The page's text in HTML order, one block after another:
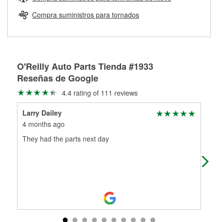
Herramientas de O'Reilly
pueden ser reutilizados, podemos ayudarte a encontrar las
partes de reemplazo correctas para tu reparación.
Rectificación de tambores y discos de freno
Compra suministros para tornados
O'Reilly Auto Parts Tienda #1933
Reseñas de Google
4.4 rating of 111 reviews
Larry Dailey
4 months ago
They had the parts next day